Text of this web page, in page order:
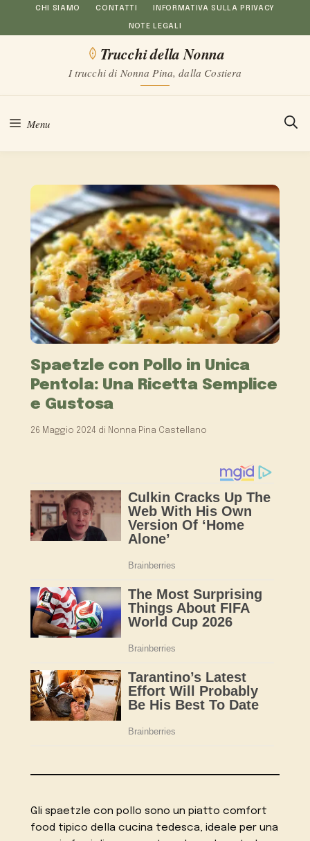
al
CHI SIAMO CONTATTI INFORMATIVA SULLA PRIVACY
NOTE LEGALI
Trucchi della Nonna
I trucchi di Nonna Pina, dalla Costiera
Menu
Spaetzle con Pollo in Unica
Pentola: Una Ricetta Semplice
e Gustosa
26 Maggio 2024 di Nonna Pina Castellano
Gli spaetzle con pollo sono un piatto comfort
food tipico della cucina tedesca, ideale per una